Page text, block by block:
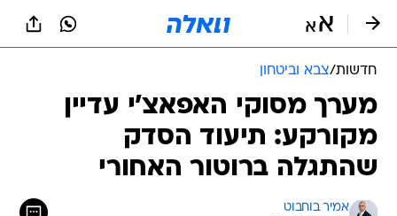
חדשות/צבא וביטחון
מערך מסוקי האפאצ'י עדיין
מקורקע: תיעוד הסדק
שהתגלה ברוטור האחורי
אמיר בוחבוט